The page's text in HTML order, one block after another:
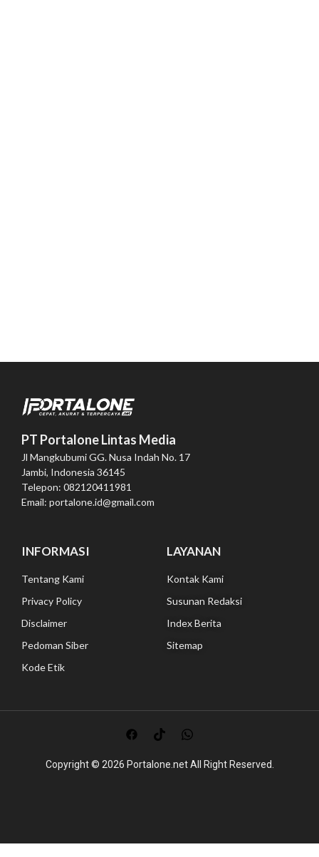
PT Portalone Lintas Media
Jl Mangkubumi GG. Nusa Indah No. 17
Jambi, Indonesia 36145
Telepon: 082120411981
Email: portalone.id@gmail.com
INFORMASI
Tentang Kami
Privacy Policy
Disclaimer
Pedoman Siber
Kode Etik
LAYANAN
Kontak Kami
Susunan Redaksi
Index Berita
Sitemap
Copyright © 2026 Portalone.net All Right Reserved.